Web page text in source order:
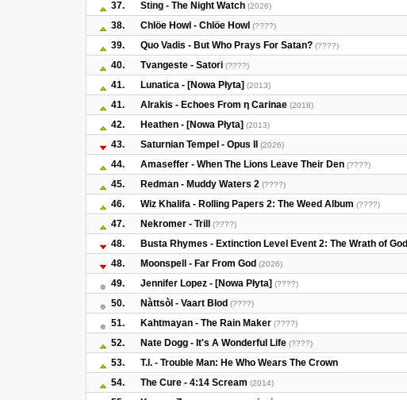
37. Sting - The Night Watch (2026)
38. Chlöe Howl - Chlöe Howl (????)
39. Quo Vadis - But Who Prays For Satan? (????)
40. Tvangeste - Satori (????)
41. Lunatica - [Nowa Płyta] (2013)
41. Alrakis - Echoes From η Carinae (2018)
42. Heathen - [Nowa Płyta] (2013)
43. Saturnian Tempel - Opus II (2026)
44. Amaseffer - When The Lions Leave Their Den (????)
45. Redman - Muddy Waters 2 (????)
46. Wiz Khalifa - Rolling Papers 2: The Weed Album (????)
47. Nekromer - Trill (????)
48. Busta Rhymes - Extinction Level Event 2: The Wrath of God
48. Moonspell - Far From God (2026)
49. Jennifer Lopez - [Nowa Płyta] (????)
50. Nàttsòl - Vaart Blod (????)
51. Kahtmayan - The Rain Maker (????)
52. Nate Dogg - It's A Wonderful Life (????)
53. T.I. - Trouble Man: He Who Wears The Crown
54. The Cure - 4:14 Scream (2014)